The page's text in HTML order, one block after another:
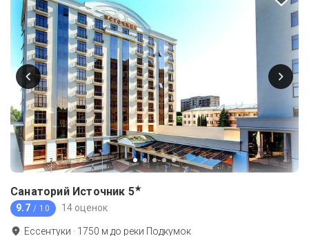
Санаторий Источник 5★
9.7 / 10 14 оценок
Ессентуки · 1750 м до реки Подкумок